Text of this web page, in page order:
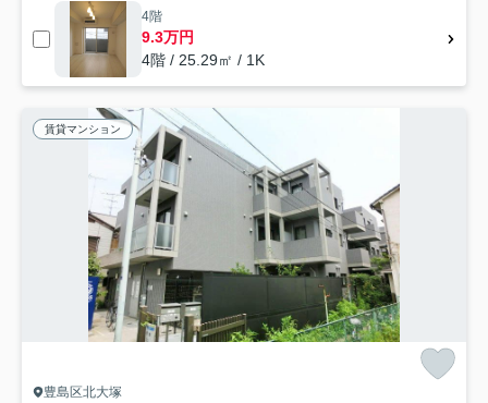
4階
9.3万円
4階 / 25.29㎡ / 1K
賃貸マンション
豊島区北大塚